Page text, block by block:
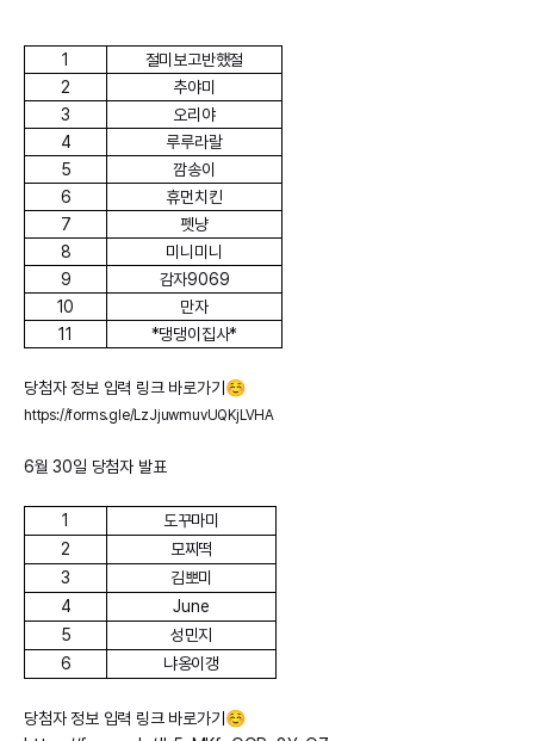
1
절미보고반했절
2
추야미
3
오리야
4
루루라랄
5
깜송이
6
휴먼치킨
7
펫냥
8
미니미니
9
감자9069
10
만자
11
*댕댕이집사*
당첨자 정보 입력 링크 바로가기☺️
https://forms.gle/LzJjuwmuvUQKjLVHA
6월 30일 당첨자 발표
1
도꾸마미
2
모찌떡
3
김뽀미
4
June
5
성민지
6
냐옹이갱
당첨자 정보 입력 링크 바로가기☺️